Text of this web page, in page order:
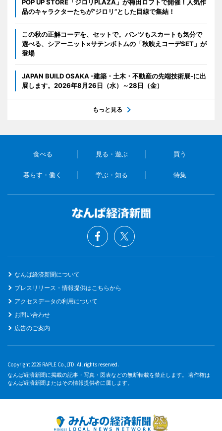
POP UP STORE「ジロリPLAZA」が梅田ロフトで開催！人気作
品のキャラクターたちが“ジロリ”とした目線で集結！
この秋の正解コーデを、セットで。パンツもスカートも気分で
選べる、シアーニット×サテンボトムの「秋映えコーデSET」が
登場
JAPAN BUILD OSAKA -建築・土木・不動産の先端技術展-に出
展します。2026年8月26日（水）～28日（金）
もっと見る
食べる 見る・遊ぶ 買う
暮らす・働く 学ぶ・知る 特集
なんば経済新聞について
プレスリリース・情報提供はこちらから
アクセスデータの利用について
お問い合わせ
広告のご案内
Copyright 2026 RAPLE Co.,LTD. All rights reserved.
なんば経済新聞に掲載の記事・写真・図表などの無断転載を禁止します。 著作権は
なんば経済新聞またはその情報提供者に属します。